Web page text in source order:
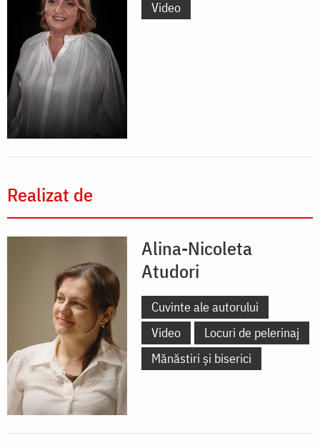
Video
Realizat de
Alina-Nicoleta
Atudori
Cuvinte ale autorului
Video
Locuri de pelerinaj
Mănăstiri și biserici